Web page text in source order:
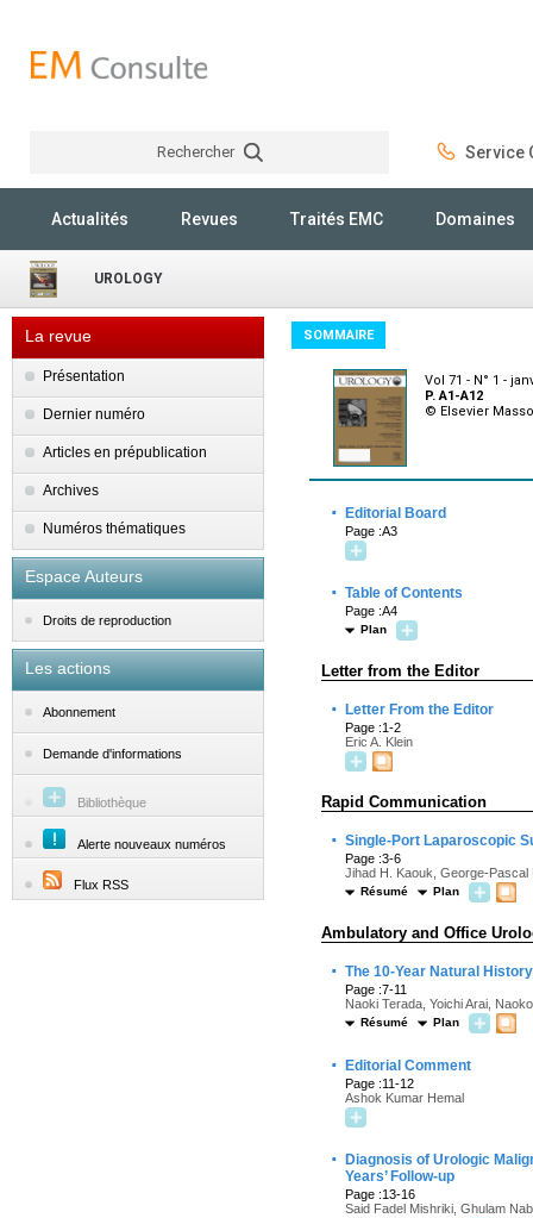
Rechercher Service
Actualités Revues Traités EMC Domaines
UROLOGY
La revue
Présentation
Dernier numéro
Articles en prépublication
Archives
Numéros thématiques
Espace Auteurs
Droits de reproduction
Les actions
Abonnement
Demande d'informations
Bibliothèque
Alerte nouveaux numéros
Flux RSS
SOMMAIRE
Vol 71 - N° 1 -
P. A1-A12
© Elsevier
· Editorial Board
Page :A3
· Table of Contents
Page :A4
Plan
Letter from the Editor
· Letter From the Editor
Page :1-2
Eric A. Klein
Rapid Communication
· Single-Port Laparoscopic
Page :3-6
Jihad H. Kaouk, George-Pascal
Résumé Plan
Ambulatory and Office
· The 10-Year Natural
Page :7-11
Naoki Terada, Yoichi Arai,
Résumé Plan
· Editorial Comment
Page :11-12
Ashok Kumar Hemal
·
Diagnosis of Urologic
Years’ Follow-up
Page :13-16
Said Fadel Mishriki, Ghulam